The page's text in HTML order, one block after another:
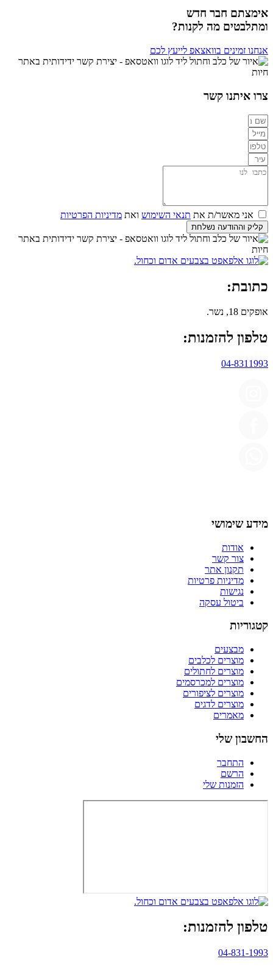
אימצתם חבר חדש
ומתלבטים מה לקנות?
אנחנו זמינים בוואצאפ לייעץ לכם
צרו איתנו קשר
אני מאשר/ת את תנאי השימוש ואת מדיניות הפרטיות
קליק וההודעה נשלחת
כתובת:
אופקים 18, נשר.
טלפון להזמנות:
04-8311993
מידע שימושי
אודות
צור קשר
תקנון אתר
מדיניות פרטיות
נגישות
ביטול עסקה
קטגוריות
מבצעים
מוצרים לכלבים
מוצרים לחתולים
מוצרים למכרסמים
מוצרים לציפורים
מוצרים לדגים
מאמרים
החשבון שלי
התחבר
הרשם
הזמנות שלי
טלפון להזמנות:
04-831-1993